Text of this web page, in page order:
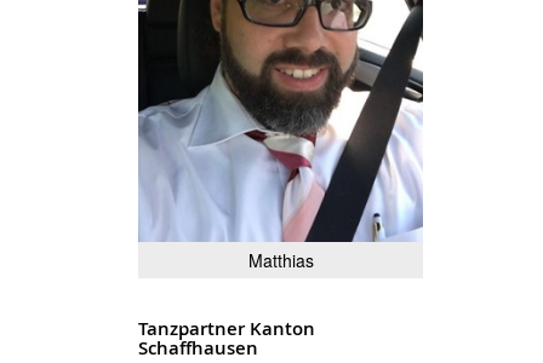
Matthias
Tanzpartner Kanton
Schaffhausen